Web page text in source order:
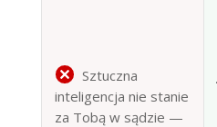
Sztuczna
inteligencja nie stanie
za Tobą w sądzie —